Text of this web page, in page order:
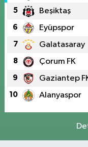
5 Beşiktaş
6 Eyüpspor
7 Galatasaray
8 Çorum FK
9 Gaziantep
10 Alanyaspor